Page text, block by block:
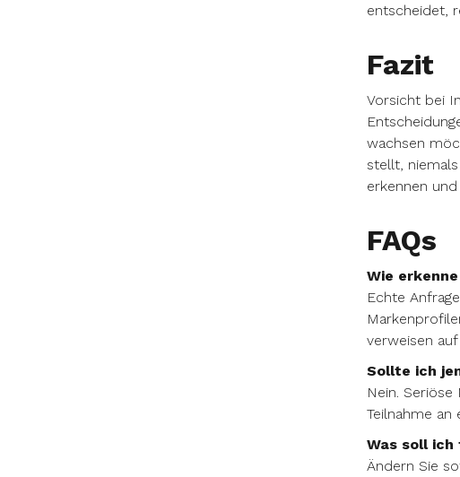
entscheidet,
Fazit
Vorsicht bei
wachsen
stellt,
erkennen
FAQs
Wie
Echte
verweisen
Sollte ich
Nein.
Teilnahme an
Was soll
Ändern Sie